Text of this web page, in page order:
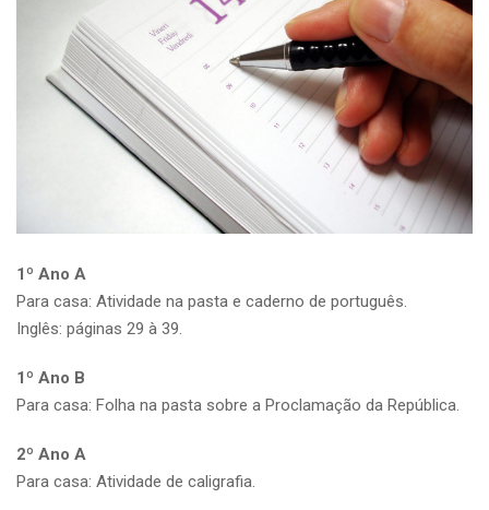
1º Ano A
Para casa: Atividade na pasta e caderno de português.
Inglês: páginas 29 à 39.
1º Ano B
Para casa: Folha na pasta sobre a Proclamação da República.
2º Ano A
Para casa: Atividade de caligrafia.